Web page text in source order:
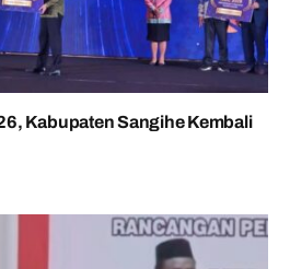
Kabupaten Sangihe Kembali